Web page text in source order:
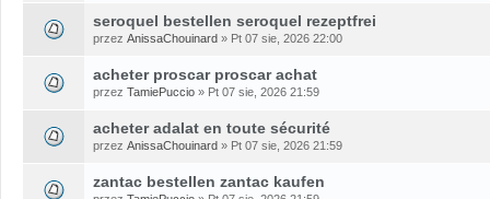
seroquel bestellen seroquel rezeptfrei
przez AnissaChouinard » Pt 07 sie, 2026 22:00
acheter proscar proscar achat
przez TamiePuccio » Pt 07 sie, 2026 21:59
acheter adalat en toute sécurité
przez AnissaChouinard » Pt 07 sie, 2026 21:59
zantac bestellen zantac kaufen